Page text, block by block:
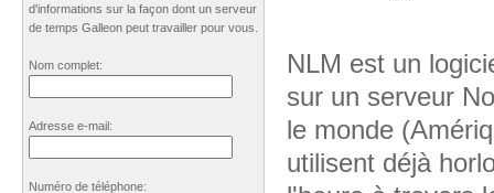
NLM est un
sur un serveur
le monde
utilisent déjà
d'informations sur la façon dont un serveur
de temps Galleon peut travailler pour vous.
Nom complet:
Adresse e-mail:
Numéro de téléphone: